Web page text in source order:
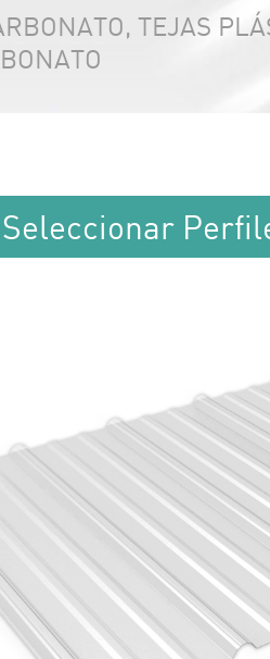
TEJAS
Seleccionar